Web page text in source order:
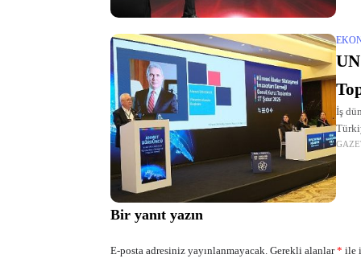
İş
Bir yanıt yazın
E-posta adresiniz yayınlanmayacak. Gerekli alanlar* ile